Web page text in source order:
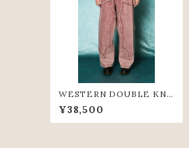
WESTERN DOUBLE KNE
E PANTS (RED)
¥38,500